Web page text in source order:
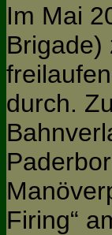
Im Mai
Brigade)
durch.
Firing“